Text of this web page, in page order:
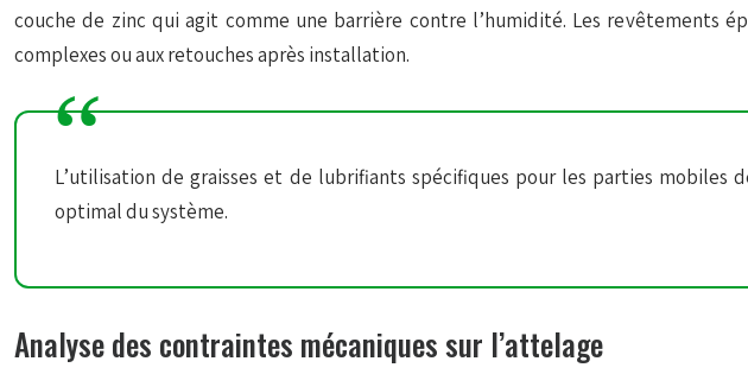
couche de zinc qui agit comme une barrière contre l’humidité. Les revêtements
complexes ou aux retouches après installation.
L’utilisation de graisses et de lubrifiants spécifiques pour les parties
optimal du système.
Analyse des contraintes mécaniques sur l’attelage